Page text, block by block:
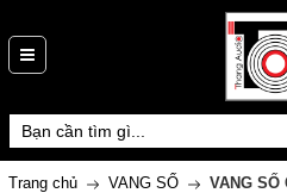
Trang chủ VANG SỐ VANG SỐ